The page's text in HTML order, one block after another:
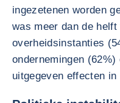
ingezetenen worden
was meer dan de
overheidsinstanties
ondernemingen
uitgegeven effecten